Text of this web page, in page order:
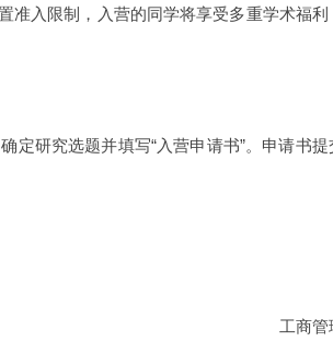
准入限制，入营的同学将享受多重学术福利
定研究选题并填写“入营申请书”。申请书提
工商管